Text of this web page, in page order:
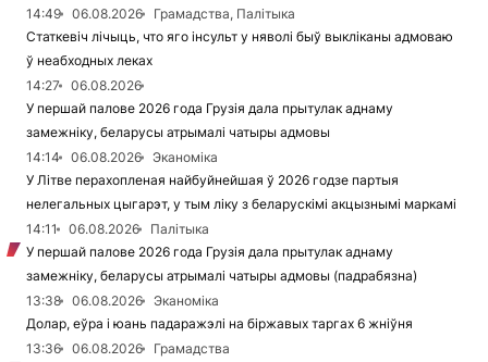
14:49 06.08.2026
Грамадства, Палітыка
Статкевіч лічыць, что яго інсульт у няволі быў выкліканы адмоваю
ў неабходных леках
14:27
06.08.2026
У першай палове 2026 года Грузія дала прытулак аднаму
замежніку, беларусы атрымалі чатыры адмовы
14:14
06.08.2026
Эканоміка
У Літве перахопленая найбуйнейшая ў 2026 годзе партыя
нелегальных цыгарэт, у тым ліку з беларускімі акцызнымі маркамі
14:11
06.08.2026
Палітыка
У першай палове 2026 года Грузія дала прытулак аднаму
замежніку, беларусы атрымалі чатыры адмовы (падрабязна)
13:38
06.08.2026
Эканоміка
Долар, еўра і юань падаражэлі на біржавых таргах 6 жніўня
13:36
06.08.2026
Грамадства